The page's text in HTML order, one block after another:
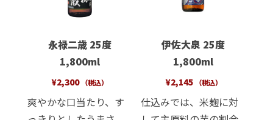
永禄二歳 25度
1,800ml
¥2,300 （税込）
爽やかな口当たり、す
伊佐大泉 25度
1,800ml
¥2,145 （税込）
仕込みでは、米麹に対